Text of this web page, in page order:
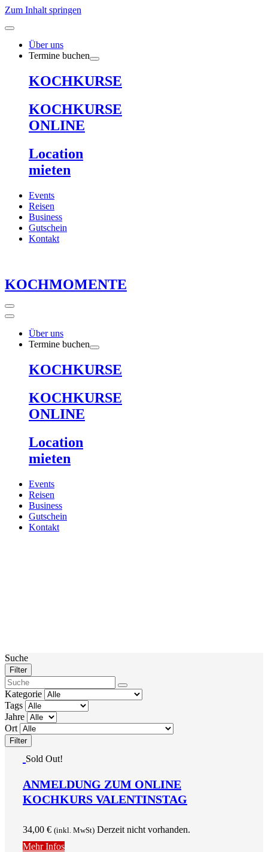
Zum Inhalt springen
Über uns
Termine buchen
KOCHKURSE
KOCHKURSE
ONLINE
Location
mieten
Events
Reisen
Business
Gutschein
Kontakt
KOCHMOMENTE
Über uns
Termine buchen
KOCHKURSE
KOCHKURSE
ONLINE
Location
mieten
Events
Reisen
Business
Gutschein
Kontakt
Suche
Filter
Kategorie
Tags
Jahre
Ort
Filter
Sold Out!
ANMELDUNG ZUM ONLINE
KOCHKURS VALENTINSTAG
34,00 € (inkl. MwSt) Derzeit nicht vorhanden.
Mehr Infos